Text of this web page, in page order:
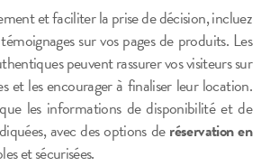
et faciliter la prise de décision, incluez
sur vos pages de produits. Les
peuvent rassurer vos visiteurs sur
et les encourager à finaliser leur location.
les informations de disponibilité et de
avec des options deréservation en
et sécurisées.